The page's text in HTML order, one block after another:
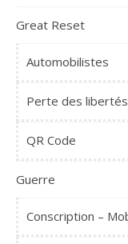
Great Reset
Automobilistes
Perte des libertés
QR Code
Guerre
Conscription –